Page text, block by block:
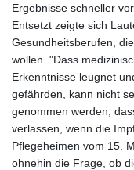
Ergebnisse schneller
Entsetzt zeigte sich
Gesundheitsberufen,
wollen. "Dass
Erkenntnisse leugnet
gefährden, kann nicht
genommen werden,
verlassen, wenn die
Pflegeheimen vom 15.
ohnehin die Frage, ob